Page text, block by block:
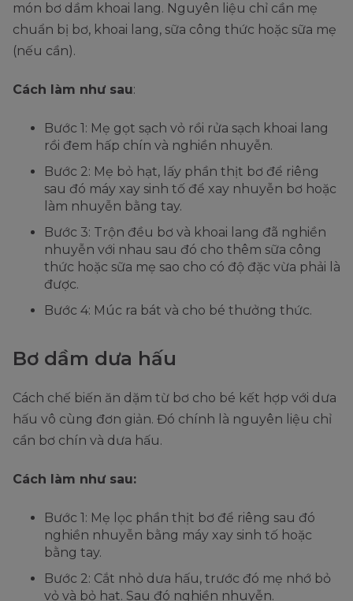
món bơ dầm khoai lang. Nguyên liệu chỉ cần mẹ
chuẩn bị bơ, khoai lang, sữa công thức hoặc sữa mẹ
(nếu cần).
Cách làm như sau:
Bước 1: Mẹ gọt sạch vỏ rồi rửa sạch khoai lang
rồi đem hấp chín và nghiền nhuyễn.
Bước 2: Mẹ bỏ hạt, lấy phần thịt bơ để riêng
sau đó máy xay sinh tố để xay nhuyễn bơ hoặc
làm nhuyễn bằng tay.
Bước 3: Trộn đều bơ và khoai lang đã nghiền
nhuyễn với nhau sau đó cho thêm sữa công
thức hoặc sữa mẹ sao cho có độ đặc vừa phải là
được.
Bước 4: Múc ra bát và cho bé thưởng thức.
Bơ dầm dưa hấu
Cách chế biến ăn dặm từ bơ cho bé kết hợp với dưa
hấu vô cùng đơn giản. Đó chính là nguyên liệu chỉ
cần bơ chín và dưa hấu.
Cách làm như sau:
Bước 1: Mẹ lọc phần thịt bơ để riêng sau đó
nghiền nhuyễn bằng máy xay sinh tố hoặc
bằng tay.
Bước 2: Cắt nhỏ dưa hấu, trước đó mẹ nhớ bỏ
vỏ và bỏ hạt. Sau đó nghiền nhuyễn.